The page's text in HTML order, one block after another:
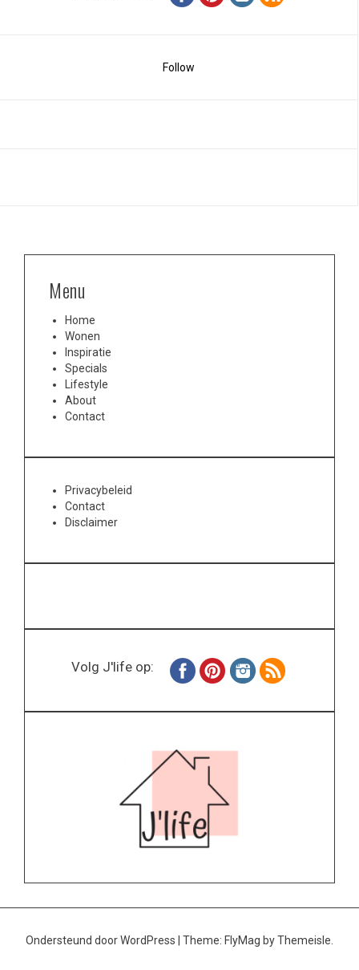
Follow
Menu
Home
Wonen
Inspiratie
Specials
Lifestyle
About
Contact
Privacybeleid
Contact
Disclaimer
Volg J'life op:
Ondersteund door WordPress Theme: FlyMag by Themeisle.